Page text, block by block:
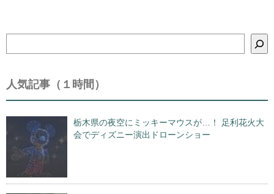
索
人気記事（１時間）
栃木県の夜空にミッキーマウスが…！ 足利花火大
会でディズニー演出ドローンショー